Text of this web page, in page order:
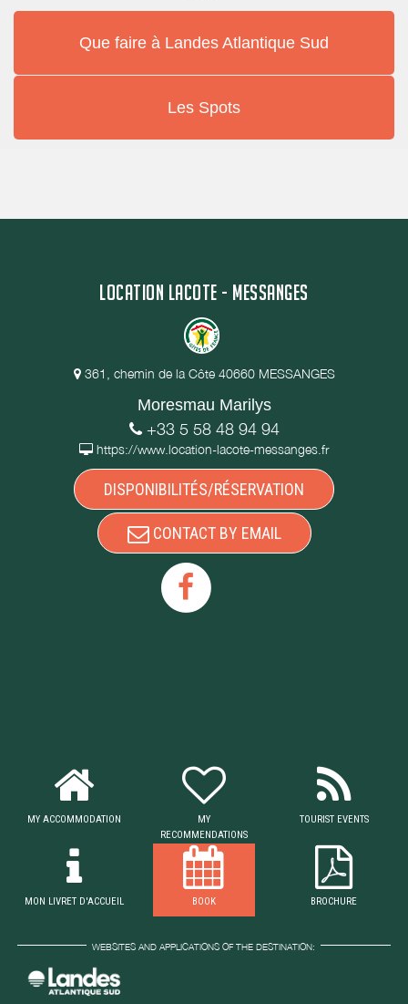
Que faire à Landes Atlantique Sud
Les Spots
LOCATION LACOTE - MESSANGES
361, chemin de la Côte 40660 MESSANGES
Moresmau Marilys
+33 5 58 48 94 94
https://www.location-lacote-messanges.fr
DISPONIBILITÉS/RÉSERVATION
CONTACT BY EMAIL
MY ACCOMMODATION
MY
RECOMMENDATIONS
TOURIST EVENTS
MON LIVRET D'ACCUEIL BOOK BROCHURE
WEBSITES AND APPLICATIONS OF THE DESTINATION: